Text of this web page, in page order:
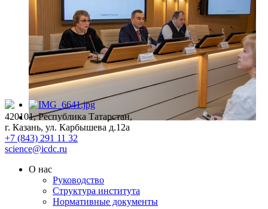
420101, Республика Татарстан,
г. Казань, ул. Карбышева д.12а
+7 (843) 291 11 32
science@icdc.ru
О нас
Руководство
Структура института
Нормативные документы